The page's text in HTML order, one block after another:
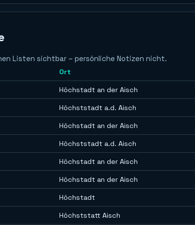
Listen sichtbar – persönliche Notizen nicht.
Ort
Höchstadt an der Aisch
Höchststadt a.d. Aisch
Höchstadt an der Aisch
Höchststadt a.d. Aisch
Höchstadt an der Aisch
Höchstadt an der Aisch
Höchstadt
Höchststatt Aisch